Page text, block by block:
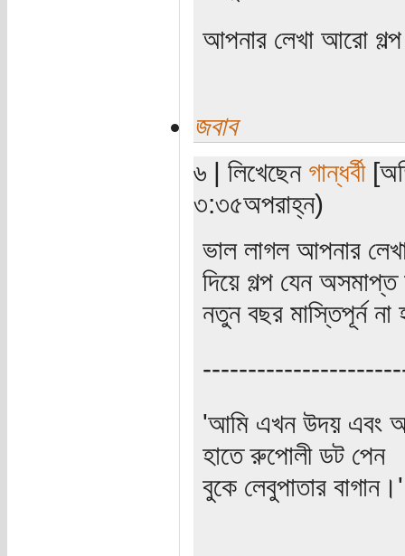
আপনার লেখা আরো
জবাব
৬ | লিখেছেন গান্ধর্বী
৩:৩৫অপরাহ্ন)
ভাল লাগল আপনার
দিয়ে গল্প যেন অসমাপ্ত
নতুন বছর মাস্তিপূর্ন
'আমি এখন উদয় এবং
হাতে রুপোলী ডট পেন
বুকে লেবুপাতার